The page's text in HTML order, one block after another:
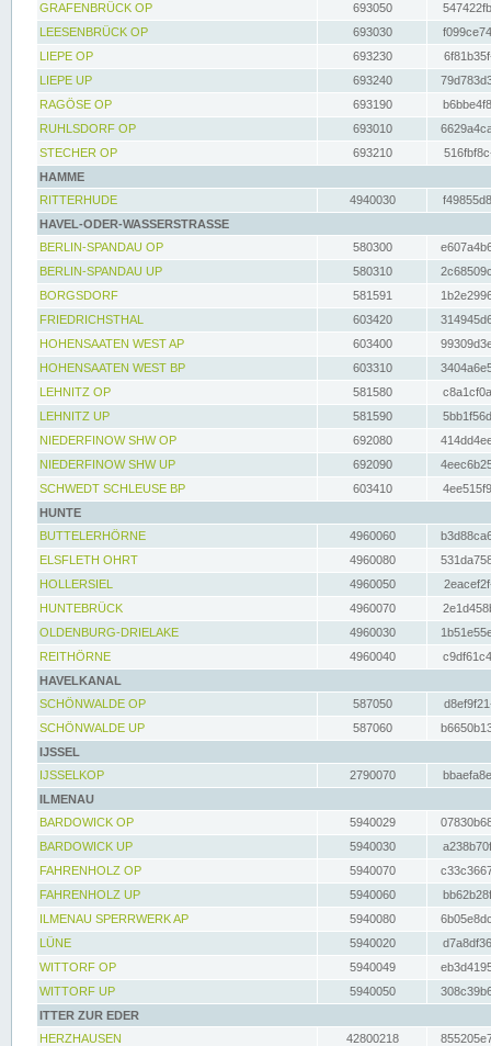
GRAFENBRÜCK OP
693050
LEESENBRÜCK OP
693030
LIEPE OP
693230
LIEPE UP
693240
RAGÖSE OP
693190
RUHLSDORF OP
693010
STECHER OP
693210
HAMME
RITTERHUDE
4940030
HAVEL-ODER-WASSERSTRASSE
BERLIN-SPANDAU OP
580300
BERLIN-SPANDAU UP
580310
BORGSDORF
581591
FRIEDRICHSTHAL
603420
HOHENSAATEN WEST AP
603400
HOHENSAATEN WEST BP
603310
LEHNITZ OP
581580
LEHNITZ UP
581590
NIEDERFINOW SHW OP
692080
NIEDERFINOW SHW UP
692090
SCHWEDT SCHLEUSE BP
603410
HUNTE
BUTTELERHÖRNE
4960060
ELSFLETH OHRT
4960080
HOLLERSIEL
4960050
HUNTEBRÜCK
4960070
OLDENBURG-DRIELAKE
4960030
REITHÖRNE
4960040
HAVELKANAL
SCHÖNWALDE OP
587050
SCHÖNWALDE UP
587060
IJSSEL
IJSSELKOP
2790070
ILMENAU
BARDOWICK OP
5940029
BARDOWICK UP
5940030
FAHRENHOLZ OP
5940070
FAHRENHOLZ UP
5940060
ILMENAU SPERRWERK AP
5940080
LÜNE
5940020
WITTORF OP
5940049
WITTORF UP
5940050
ITTER ZUR EDER
HERZHAUSEN
42800218